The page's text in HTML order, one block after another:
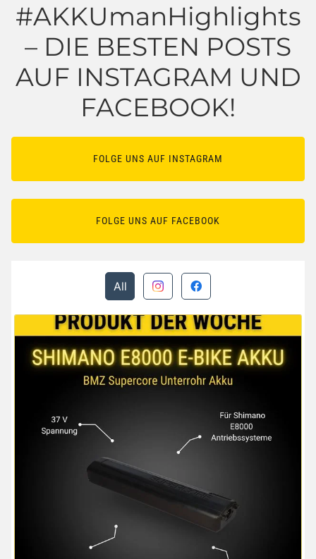
#AKKUmanHighlights
– DIE BESTEN POSTS
AUF INSTAGRAM UND
FACEBOOK!
FOLGE UNS AUF INSTAGRAM
FOLGE UNS AUF FACEBOOK